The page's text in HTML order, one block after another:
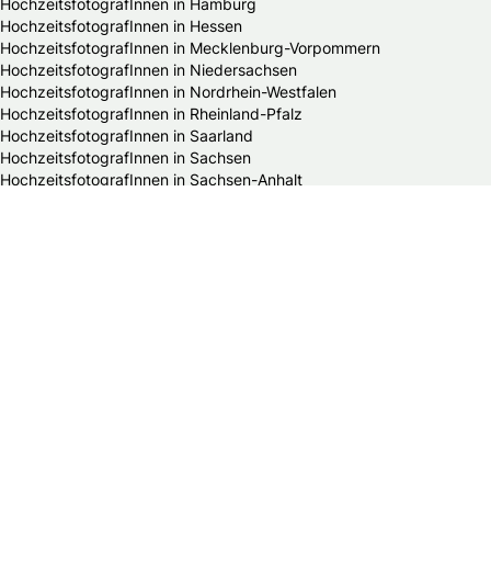
HochzeitsfotografInnen in Hamburg
HochzeitsfotografInnen in Hessen
HochzeitsfotografInnen in Mecklenburg-Vorpommern
HochzeitsfotografInnen in Niedersachsen
HochzeitsfotografInnen in Nordrhein-Westfalen
HochzeitsfotografInnen in Rheinland-Pfalz
HochzeitsfotografInnen in Saarland
HochzeitsfotografInnen in Sachsen
HochzeitsfotografInnen in Sachsen-Anhalt